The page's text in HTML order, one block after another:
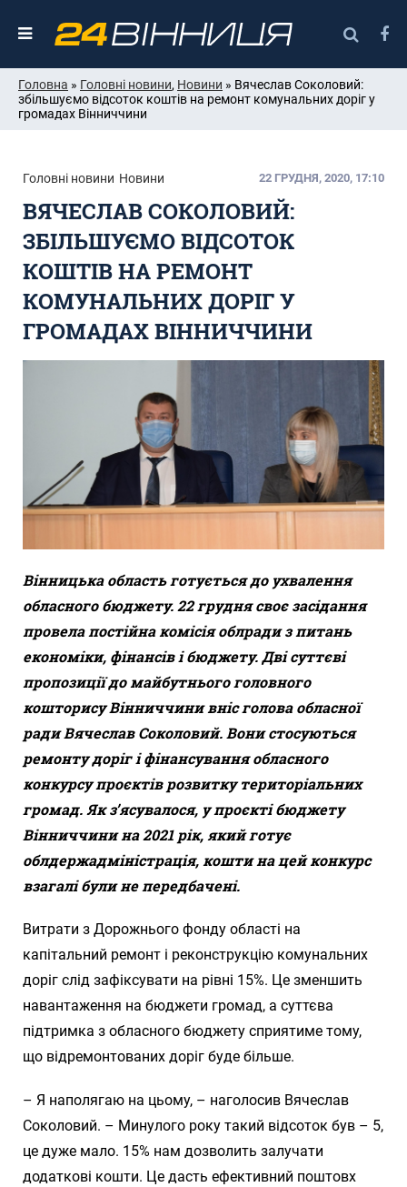
Головна » Головні новини, Новини » Вячеслав Соколовий:
збільшуємо відсоток коштів на ремонт комунальних доріг у
громадах Вінниччини
Головні новини Новини 22 ГРУДНЯ, 2020, 17:10
ВЯЧЕСЛАВ СОКОЛОВИЙ:
ЗБІЛЬШУЄМО ВІДСОТОК
КОШТІВ НА РЕМОНТ
КОМУНАЛЬНИХ ДОРІГ У
ГРОМАДАХ ВІННИЧЧИНИ
Вінницька область готується до ухвалення
обласного бюджету. 22 грудня своє засідання
провела постійна комісія облради з питань
економіки, фінансів і бюджету. Дві суттєві
пропозиції до майбутнього головного
кошторису Вінниччини вніс голова обласної
ради Вячеслав Соколовий. Вони стосуються
ремонту доріг і фінансування обласного
конкурсу проєктів розвитку територіальних
громад. Як з’ясувалося, у проєкті бюджету
Вінниччини на 2021 рік, який готує
облдержадміністрація, кошти на цей конкурс
взагалі були не передбачені.
Витрати з Дорожнього фонду області на
капітальний ремонт і реконструкцію комунальних
доріг слід зафіксувати на рівні 15%. Це зменшить
навантаження на бюджети громад, а суттєва
підтримка з обласного бюджету сприятиме тому,
що відремонтованих доріг буде більше.
– Я наполягаю на цьому, – наголосив Вячеслав
Соколовий. – Минулого року такий відсоток був – 5,
це дуже мало. 15% нам дозволить залучати
додаткові кошти. Це дасть ефективний поштовх